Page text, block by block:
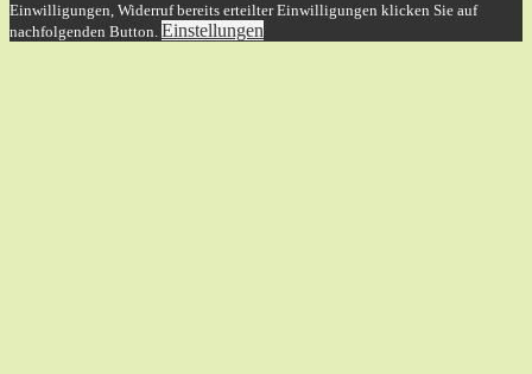
Einwilligungen, Widerruf bereits erteilter Einwilligungen klicken Sie auf
nachfolgenden Button. Einstellungen